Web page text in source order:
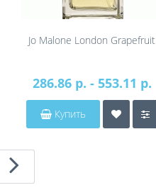
Jo Malone London Grapefruit
286.86 р. - 553.11 р.
Купить